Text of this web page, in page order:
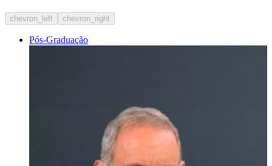
chevron_left chevron_right
Pós-Graduação